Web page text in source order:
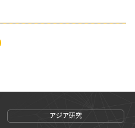
アジア研究